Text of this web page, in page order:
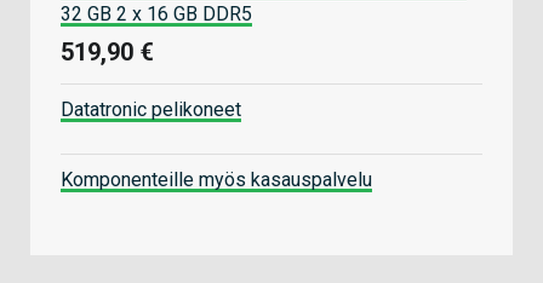
32 GB 2 x 16 GB DDR5
519,90 €
Datatronic pelikoneet
Komponenteille myös kasauspalvelu